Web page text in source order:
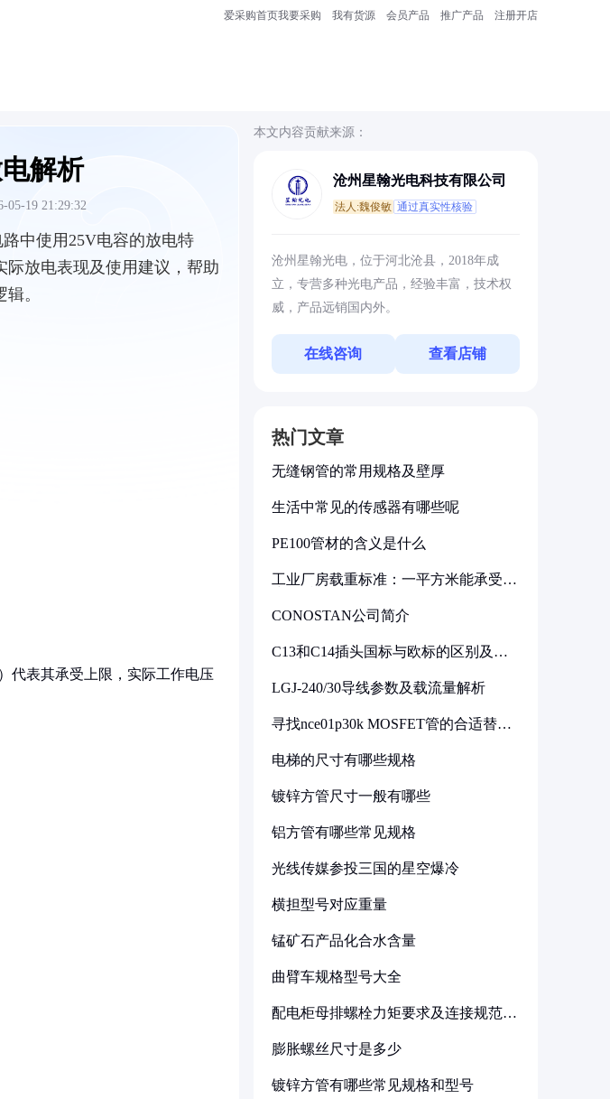
爱采购首页我要采购 我有货源 会员产品 推广产品 注册开店
解析
05-19 21:29:32
中使用25V电容的放电特
际放电表现及使用建议，帮助
。
代表其承受上限，实际工作电压
本文内容贡献来源：
沧州星翰光电科技有限公司
法人:魏俊敏 通过真实性核验
沧州星翰光电，位于河北沧县，2018年成
立，专营多种光电产品，经验丰富，技术权
威，产品远销国内外。
在线咨询 查看店铺
热门文章
无缝钢管的常用规格及壁厚
生活中常见的传感器有哪些呢
PE100管材的含义是什么
工业厂房载重标准：一平方米能承受多
CONOSTAN公司简介
C13和C14插头国标与欧标的区别及其
LGJ-240/30导线参数及载流量解析
寻找nce01p30k MOSFET管的合适替代
电梯的尺寸有哪些规格
镀锌方管尺寸一般有哪些
铝方管有哪些常见规格
光线传媒参投三国的星空爆冷
横担型号对应重量
锰矿石产品化合水含量
曲臂车规格型号大全
配电柜母排螺栓力矩要求及连接规范详
膨胀螺丝尺寸是多少
镀锌方管有哪些常见规格和型号